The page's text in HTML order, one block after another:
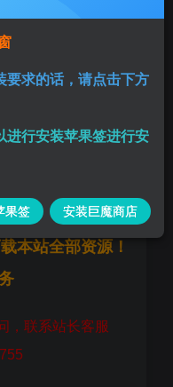
本站全部资源！
，联系站长客服
要求的话，请点击下方
进行安装苹果签进行安
果签 安装巨魔商店